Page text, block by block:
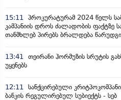
15:11 პროკურატურამ 2024 წელს
კამპანიის დროს ძალადობის ფაქტზე
თანმხლებ პირებს ბრალდება
13:41 თეირანი ჰორმუზის სრუტის
უყენებს
12:11 სანქცირებული
ბანკის რეგულირებულ სუბიექტს - სებ